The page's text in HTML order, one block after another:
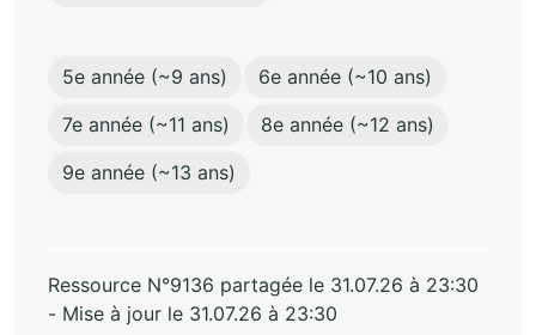
5e année (~9 ans)
6e année (~10 ans)
7e année (~11 ans)
8e année (~12 ans)
9e année (~13 ans)
Ressource N°9136 partagée le 31.07.26 à 23:30
- Mise à jour le 31.07.26 à 23:30